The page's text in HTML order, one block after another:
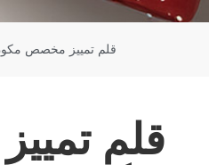
قلم